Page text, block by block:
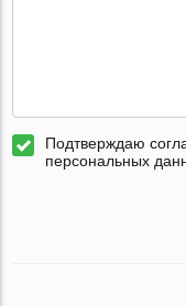
Подтверждаю
персональных